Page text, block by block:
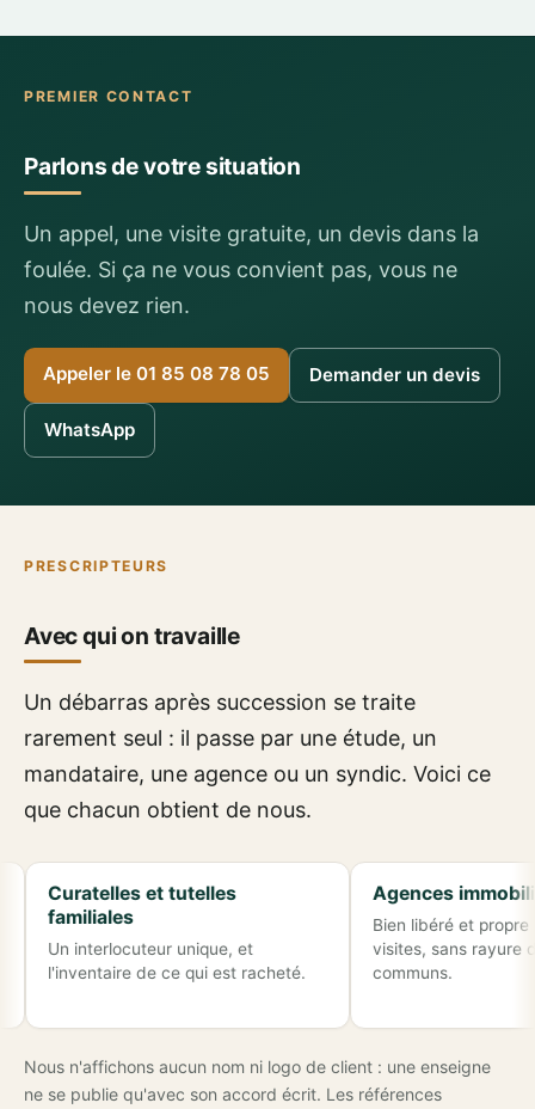
PREMIER CONTACT
Parlons de votre situation
Un appel, une visite gratuite, un devis dans la
foulée. Si ça ne vous convient pas, vous ne
nous devez rien.
Appeler le 01 85 08 78 05 Demander un devis
WhatsApp
PRESCRIPTEURS
Avec qui on travaille
Un débarras après succession se traite
rarement seul : il passe par une étude, un
mandataire, une agence ou un syndic. Voici ce
que chacun obtient de nous.
Curatelles et tutelles
familiales
Un interlocuteur unique, et
l'inventaire de ce qui est racheté.
Agences immobilières
Bien libéré et propre
visites, sans rayure dans
communs.
Nous n'affichons aucun nom ni logo de client : une enseigne
ne se publie qu'avec son accord écrit. Les références